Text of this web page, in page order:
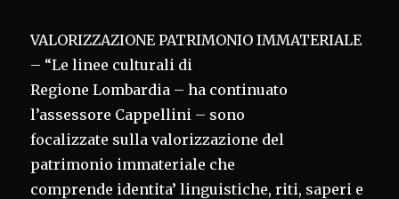
VALORIZZAZIONE PATRIMONIO IMMATERIALE
– “Le linee culturali di
Regione Lombardia – ha continuato
l’assessore Cappellini – sono
focalizzate sulla valorizzazione del
patrimonio immateriale che
comprende identita’ linguistiche, riti, saperi e